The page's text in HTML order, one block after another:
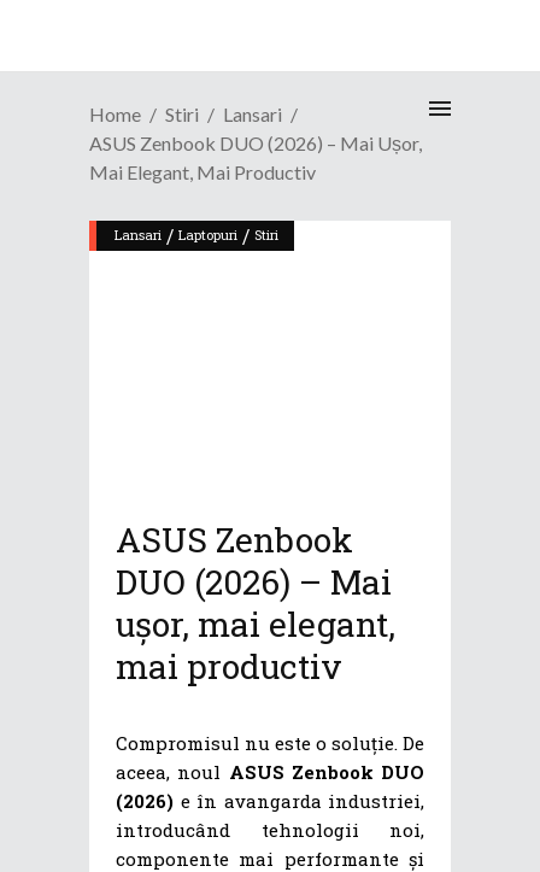
Home Stiri
Lansari
ASUS Zenbook DUO (2026) – Mai Ușor,
Mai Elegant, Mai Productiv
Lansari / Laptopuri / Stiri
ASUS Zenbook
DUO (2026) – Mai
ușor, mai elegant,
mai productiv
Compromisul nu este o soluție. De
aceea, noul ASUS Zenbook DUO
(2026) e în avangarda industriei,
introducând tehnologii noi,
componente mai performante și